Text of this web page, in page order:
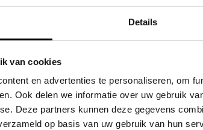
Details
van cookies
en advertenties te personaliseren, om
Ook delen we informatie over uw gebruik
Deze partners kunnen deze gegevens
op basis van uw gebruik van hun
diepzwarte fijnstructuur poedercoating
met ronde buizen en heeft een